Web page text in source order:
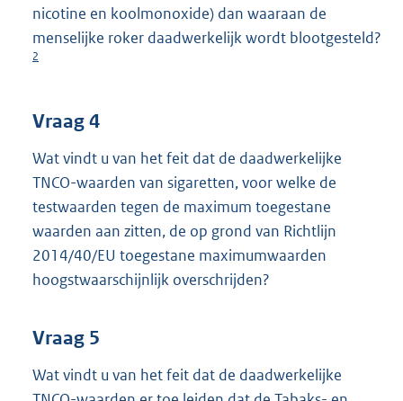
nicotine en koolmonoxide) dan waaraan de
menselijke roker daadwerkelijk wordt blootgesteld?
2
Vraag 4
Wat vindt u van het feit dat de daadwerkelijke
TNCO-waarden van sigaretten, voor welke de
testwaarden tegen de maximum toegestane
waarden aan zitten, de op grond van Richtlijn
2014/40/EU toegestane maximumwaarden
hoogstwaarschijnlijk overschrijden?
Vraag 5
Wat vindt u van het feit dat de daadwerkelijke